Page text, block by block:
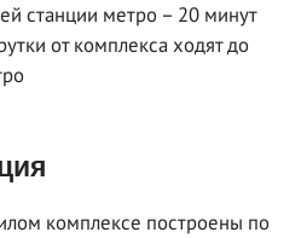
станции метро – 20 минут
от комплекса ходят до
комплексе построены по